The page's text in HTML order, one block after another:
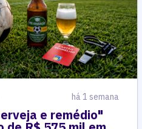
há 1 semana
e remédio"